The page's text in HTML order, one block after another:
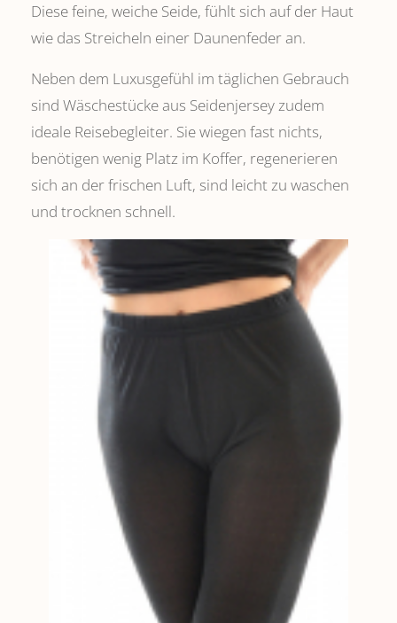
Diese feine, weiche Seide, fühlt sich auf der Haut
wie das Streicheln einer Daunenfeder an.
Neben dem Luxusgefühl im täglichen Gebrauch
sind Wäschestücke aus Seidenjersey zudem
ideale Reisebegleiter. Sie wiegen fast nichts,
benötigen wenig Platz im Koffer, regenerieren
sich an der frischen Luft, sind leicht zu waschen
und trocknen schnell.